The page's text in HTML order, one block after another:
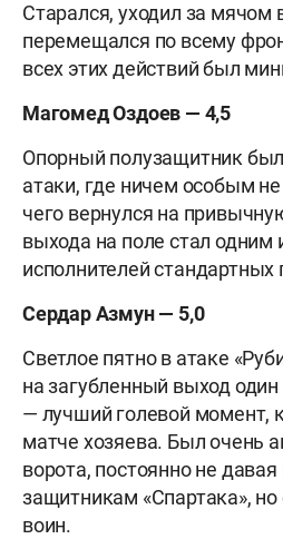
Старался, уходил за мячом
перемещался по всему
всех этих действий был
Магомед Оздоев — 4,5
Опорный полузащитник
атаки, где ничем особым
чего вернулся на
выхода на поле стал одним
исполнителей
Сердар Азмун — 5,0
Светлое пятно в атаке
на загубленный выход
— лучший голевой момент,
матче хозяева. Был очень
ворота, постоянно не
защитникам «Спартака»,
воин.